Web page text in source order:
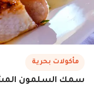
مأكولات بحرية
سمك السلمون